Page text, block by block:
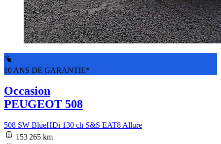
10 ANS DE GARANTIE*
Occasion
PEUGEOT 508
508 SW BlueHDi 130 ch S&S EAT8 Allure
153 265 km